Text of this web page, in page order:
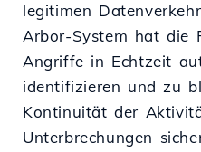
legitimen
Arbor-System hat die
Angriffe in Echtzeit
identifizieren und zu
Kontinuität der
Unterbrechungen